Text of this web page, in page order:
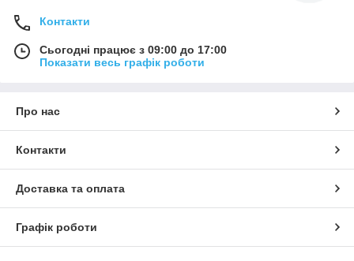
Контакти
Сьогодні працює з 09:00 до 17:00
Показати весь графік роботи
Про нас
Контакти
Доставка та оплата
Графік роботи